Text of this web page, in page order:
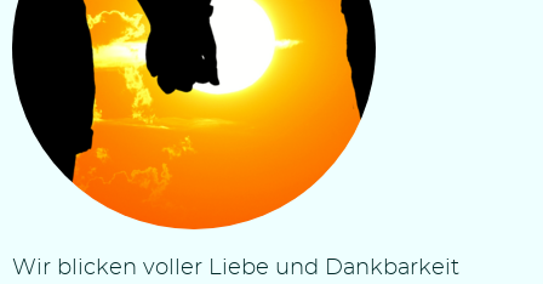
Wir blicken voller Liebe und Dankbarkeit